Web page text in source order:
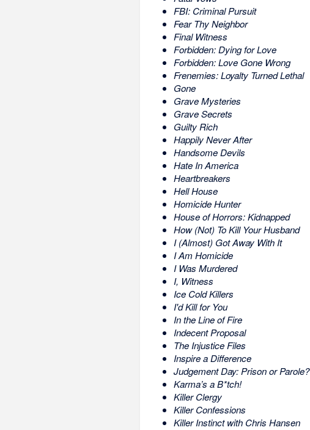
FBI: Criminal Pursuit
Fear Thy Neighbor
Final Witness
Forbidden: Dying for Love
Forbidden: Love Gone Wrong
Frenemies: Loyalty Turned Lethal
Gone
Grave Mysteries
Grave Secrets
Guilty Rich
Happily Never After
Handsome Devils
Hate In America
Heartbreakers
Hell House
Homicide Hunter
House of Horrors: Kidnapped
How (Not) To Kill Your Husband
I (Almost) Got Away With It
I Am Homicide
I Was Murdered
I, Witness
Ice Cold Killers
I'd Kill for You
In the Line of Fire
Indecent Proposal
The Injustice Files
Inspire a Difference
Judgement Day: Prison or Parole?
Karma’s a B*tch!
Killer Clergy
Killer Confessions
Killer Instinct with Chris Hansen